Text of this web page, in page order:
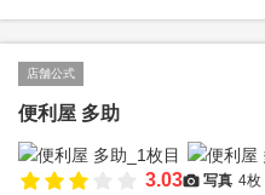
店舗公式
便利屋 多助
3.03 写真 4枚